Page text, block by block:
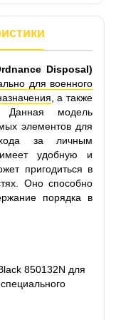
Disposal)
для военного
, а также
модель
элементов для
за личным
удобную и
пригодиться в
Оно способно
порядка в